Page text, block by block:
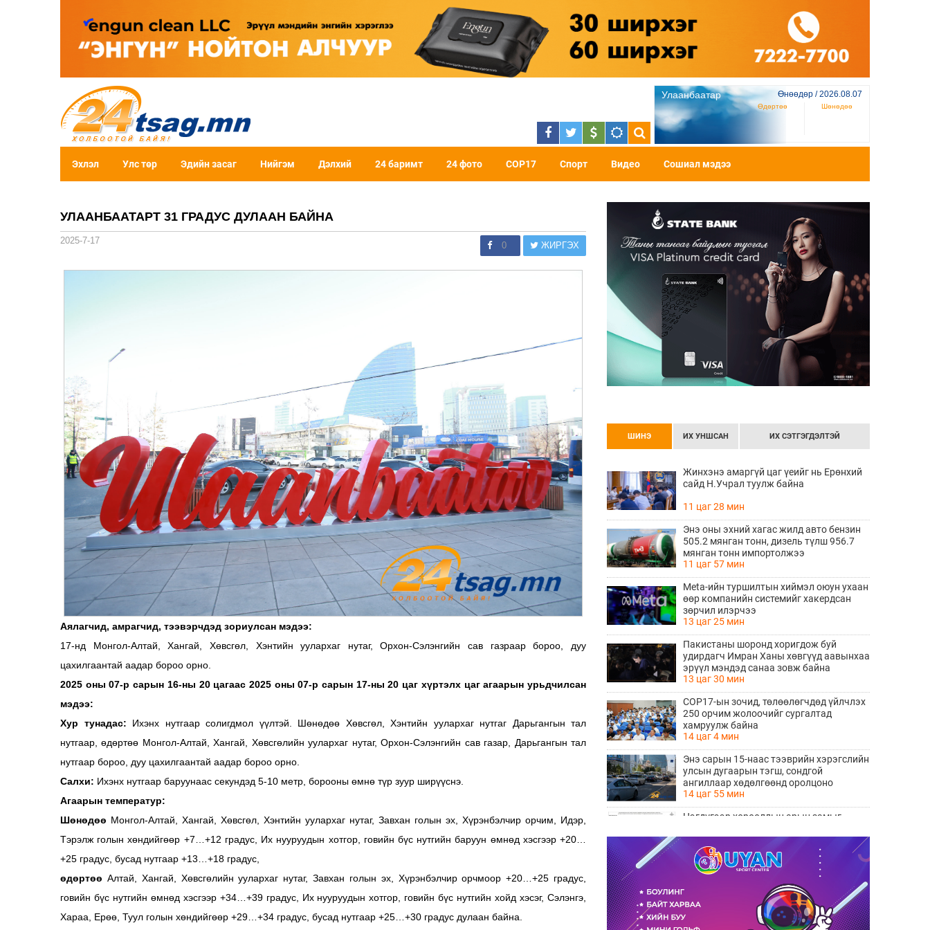
Улаанбаатар Өнөөдөр / 2026.08.07
Өдөртөө Шөнөдөө
Эхлэл Улс төр Эдийн засаг Нийгэм Дэлхий 24 баримт 24 фото COP17 Спорт Видео Сошиал мэдээ
УЛААНБААТАРТ 31 ГРАДУС ДУЛААН БАЙНА
2025-7-17 0 ЖИРГЭХ
Аялагчид, амрагчид, тээвэрчдэд зориулсан мэдээ:
17-нд Монгол-Алтай, Хангай, Хөвсгөл, Хэнтийн уулархаг нутаг, Орхон-Сэлэнгийн сав газраар бороо, дуу
цахилгаантай аадар бороо орно.
2025 оны 07-р сарын 16-ны 20 цагаас 2025 оны 07-р сарын 17-ны 20 цаг хүртэлх цаг агаарын урьдчилсан
мэдээ:
Хур тунадас: Ихэнх нутгаар солигдмол үүлтэй. Шөнөдөө Хөвсгөл, Хэнтийн уулархаг нутгаг Дарьгангын тал
нутгаар, өдөртөө Монгол-Алтай, Хангай, Хөвсгөлийн уулархаг нутаг, Орхон-Сэлэнгийн сав газар, Дарьгангын тал
нутгаар бороо, дуу цахилгаантай аадар бороо орно.
Салхи: Ихэнх нутгаар баруунаас секундэд 5-10 метр, борооны өмнө түр зуур ширүүснэ.
Агаарын температур:
Шөнөдөө Монгол-Алтай, Хангай, Хөвсгөл, Хэнтийн уулархаг нутаг, Завхан голын эх, Хүрэнбэлчир орчим, Идэр,
Тэрэлж голын хөндийгөөр +7…+12 градус, Их нууруудын хотгор, говийн бүс нутгийн баруун өмнөд хэсгээр +20…
+25 градус, бусад нутгаар +13…+18 градус,
өдөртөө Алтай, Хангай, Хөвсгөлийн уулархаг нутаг, Завхан голын эх, Хүрэнбэлчир орчмоор +20…+25 градус,
говийн бүс нутгийн өмнөд хэсгээр +34…+39 градус, Их нууруудын хотгор, говийн бүс нутгийн хойд хэсэг, Сэлэнгэ,
Хараа, Ерөө, Туул голын хөндийгөөр +29…+34 градус, бусад нутгаар +25…+30 градус дулаан байна.
ШИНЭ ИХ УНШСАН ИХ СЭТГЭГДЭЛТЭЙ
Жинхэнэ амаргүй цаг үеийг нь Ерөнхий
сайд Н.Учрал туулж байна
11 цаг 28 мин
Энэ оны эхний хагас жилд авто бензин
505.2 мянган тонн, дизель түлш 956.7
мянган тонн импортолжээ
11 цаг 57 мин
Meta-ийн туршилтын хиймэл оюун ухаан
өөр компанийн системийг хакердсан
зөрчил илэрчээ
13 цаг 25 мин
Пакистаны шоронд хоригдож буй
удирдагч Имран Ханы хөвгүүд аавынхаа
эрүүл мэндэд санаа зовж байна
13 цаг 30 мин
COP17-ын зочид, төлөөлөгчдөд үйлчлэх
250 орчим жолоочийг сургалтад
хамруулж байна
14 цаг 4 мин
Энэ сарын 15-наас тээврийн хэрэгслийн
улсын дугаарын тэгш, сондгой
ангиллаар хөдөлгөөнд оролцоно
14 цаг 55 мин
Нэгдүгээр хорооллын арын замыг
хааж, борооны ус зайлуулах шугамын
хөндлөн сэтэлгээ хийнэ
14 цаг 57 мин
“Туул усан цогцолбор” төслийн
нэгдүгээр шатны ТЭЗҮ-ийг
боловсруулах ажил 90 хувийн
гүйцэтгэлтэй байна
14 цаг 59 мин